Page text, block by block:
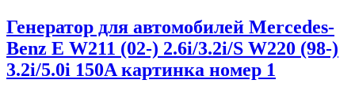
Генератор для автомобилей Mercedes-
Benz E W211 (02-) 2.6i/3.2i/S W220 (98-)
3.2i/5.0i 150A картинка номер 1